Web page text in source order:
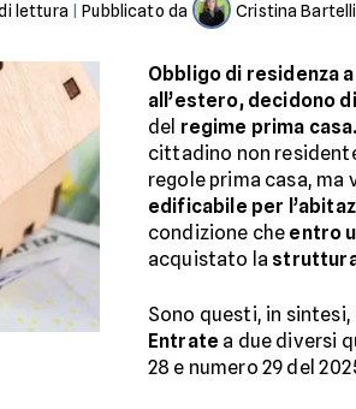
lettura |Pubblicato da Cristina Bartelli
Obbligo di residenza
all’estero, decidono
del regime prima casa.
cittadino non
regole prima casa, ma
edificabile per
condizione che entro
acquistato la
Sono questi, in sintesi,
Entrate a due diversi
28 e numero 29 del